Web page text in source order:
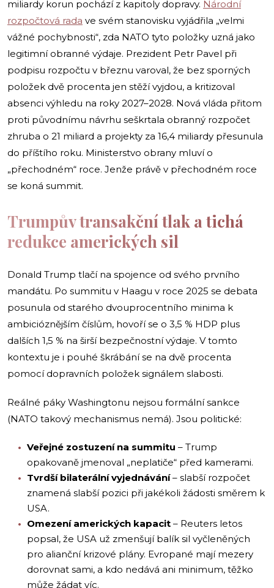
miliardy korun pochází z kapitoly dopravy. Národní
rozpočtová rada ve svém stanovisku vyjádřila „velmi
vážné pochybnosti“, zda NATO tyto položky uzná jako
legitimní obranné výdaje. Prezident Petr Pavel při
podpisu rozpočtu v březnu varoval, že bez sporných
položek dvě procenta jen stěží vyjdou, a kritizoval
absenci výhledu na roky 2027–2028. Nová vláda přitom
proti původnímu návrhu seškrtala obranný rozpočet
zhruba o 21 miliard a projekty za 16,4 miliardy přesunula
do příštího roku. Ministerstvo obrany mluví o
„přechodném“ roce. Jenže právě v přechodném roce
se koná summit.
Trumpův transakční tlak a tichá
redukce amerických sil
Donald Trump tlačí na spojence od svého prvního
mandátu. Po summitu v Haagu v roce 2025 se debata
posunula od starého dvouprocentního minima k
ambicióznějším číslům, hovoří se o 3,5 % HDP plus
dalších 1,5 % na širší bezpečnostní výdaje. V tomto
kontextu je i pouhé škrábání se na dvě procenta
pomocí dopravních položek signálem slabosti.
Reálné páky Washingtonu nejsou formální sankce
(NATO takový mechanismus nemá). Jsou politické:
Veřejné zostuzení na summitu – Trump
opakovaně jmenoval „neplatiče“ před kamerami.
Tvrdší bilaterální vyjednávání– slabší rozpočet
znamená slabší pozici při jakékoli žádosti směrem k
USA.
Omezení amerických kapacit – Reuters letos
popsal, že USA už zmenšují balík sil vyčleněných
pro alianční krizové plány. Evropané mají mezery
dorovnat sami, a kdo nedává ani minimum, těžko
může žádat víc.